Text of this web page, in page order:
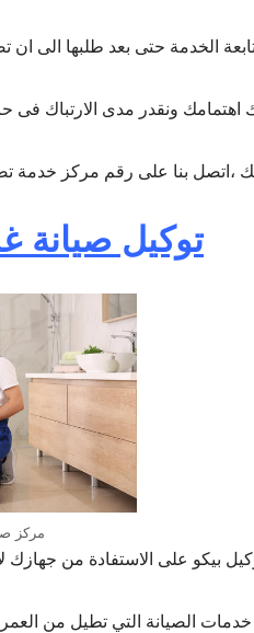
الخدمة حتى بعد طلبها الى
اهتمامك ونقدر مدى الارتباك فى
،اتصل بنا على رقم مركز خدمة
توكيل صيانة
مركز
بيكو على الاستفادة من
الصيانة التي تطيل من